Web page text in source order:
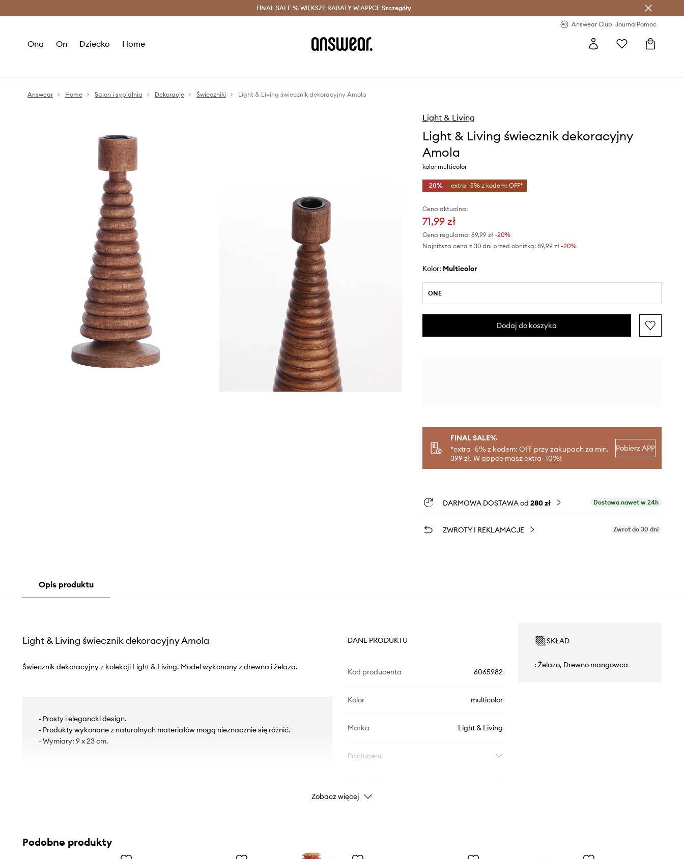
Oszczędzaj z Answear Club > Dostawa nawet w 24h >
FINAL SALE % WIĘKSZE RABATY W APPCE Szczegóły
Answear Club JournalPomoc
Ona On Dziecko Home
Answear Home Salon i sypialnia Dekoracje Świeczniki Light & Living świecznik dekoracyjny Amola
Light & Living
Light & Living świecznik dekoracyjny
Amola
kolor multicolor
-20% extra -5% z kodem: OFF*
Cena aktualna:
71,99 zł
Cena regularna: 89,99 zł-20%
Najniższa cena z 30 dni przed obniżką: 89,99 zł -20%
Kolor: multicolor
ONE
Dodaj do koszyka
FINAL SALE%
*extra -5% z kodem: OFF przy zakupach za min.
399 zł. W appce masz extra -10%!
Pobierz APP
DARMOWA DOSTAWA od 280 zł Dostawa nawet w 24h
ZWROTY I REKLAMACJE Zwrot do 30 dni
Opis produktu
Light & Living świecznik dekoracyjny Amola
Świecznik dekoracyjny z kolekcji Light & Living. Model wykonany z drewna i żelaza.
- Prosty i elegancki design.
- Produkty wykonane z naturalnych materiałów mogą nieznacznie się różnić.
- Wymiary: 9 x 23 cm.
DANE PRODUKTU
Kod producenta 6065982
Kolor multicolor
Marka Light & Living
Producent
SKŁAD
: Żelazo, Drewno mangowca
Zobacz więcej
Podobne produkty